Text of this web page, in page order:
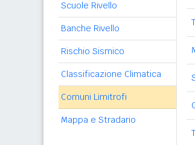
Scuole Rivello
Banche Rivello
Rischio Sismico
Classificazione Climatica
Comuni Limitrofi
Mappa e Stradario